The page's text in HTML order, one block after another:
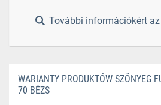
További információkért
WARIANTY PRODUKTÓW SZŐNYEG
70 BÉZS